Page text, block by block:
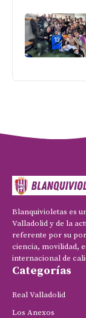
Blanquivioletas es
Valladolid y de la
referente por su
ciencia, movilidad,
internacional de
Categorías
Real Valladolid
Los Anexos